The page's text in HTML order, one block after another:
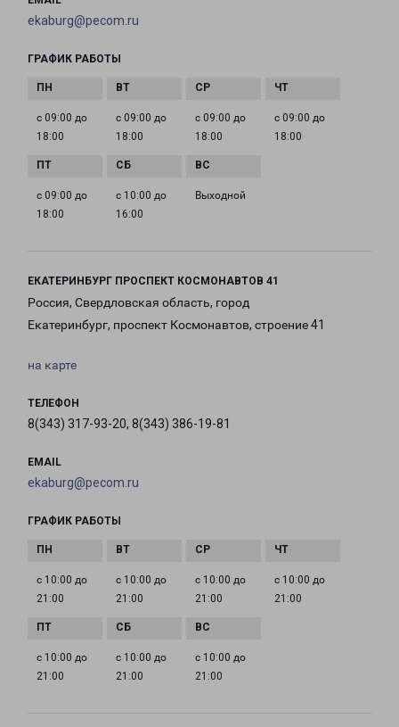
ekaburg@pecom.ru
ГРАФИК РАБОТЫ
с 09:00 до
18:00
с 09:00 до
18:00
с 09:00 до
18:00
с 09:00 до
18:00
с 09:00 до
18:00
с 10:00 до
16:00
Выходной
ЕКАТЕРИНБУРГ ПРОСПЕКТ КОСМОНАВТОВ 41
Россия, Свердловская область, город
Екатеринбург, проспект Космонавтов, строение 41
на карте
ТЕЛЕФОН
8(343) 317-93-20, 8(343) 386-19-81
EMAIL
ekaburg@pecom.ru
ГРАФИК РАБОТЫ
с 10:00 до
21:00
с 10:00 до
21:00
с 10:00 до
21:00
с 10:00 до
21:00
с 10:00 до
21:00
с 10:00 до
21:00
с 10:00 до
21:00